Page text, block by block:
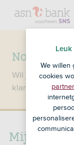
Nog geen
Wil je een
klant bij SNS?
Mijn
Leuk
We willen
cookies